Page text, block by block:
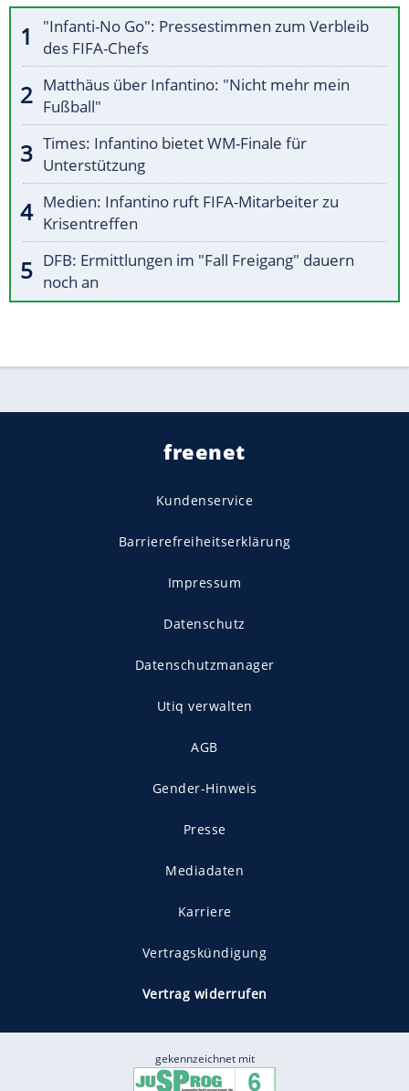
"Infanti-No Go": Pressestimmen zum Verbleib
des FIFA-Chefs
Matthäus über Infantino: "Nicht mehr mein
Fußball"
Times: Infantino bietet WM-Finale für
Unterstützung
Medien: Infantino ruft FIFA-Mitarbeiter zu
Krisentreffen
DFB: Ermittlungen im "Fall Freigang" dauern
noch an
freenet
Kundenservice
Barrierefreiheitserklärung
Impressum
Datenschutz
Datenschutzmanager
Utiq verwalten
AGB
Gender-Hinweis
Presse
Mediadaten
Karriere
Vertragskündigung
Vertrag widerrufen
gekennzeichnet mit